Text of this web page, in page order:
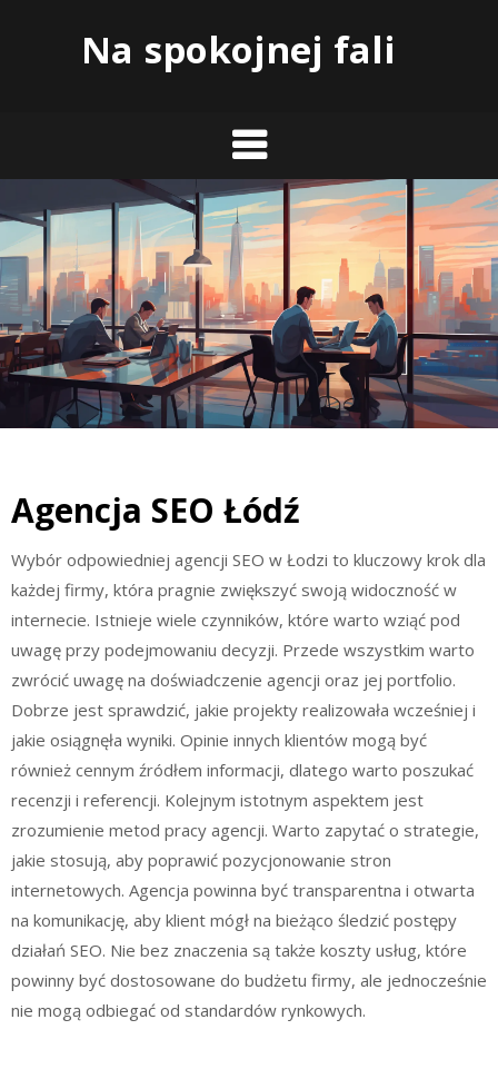
Na spokojnej fali
Agencja SEO Łódź
Wybór odpowiedniej agencji SEO w Łodzi to kluczowy krok dla
każdej firmy, która pragnie zwiększyć swoją widoczność w
internecie. Istnieje wiele czynników, które warto wziąć pod
uwagę przy podejmowaniu decyzji. Przede wszystkim warto
zwrócić uwagę na doświadczenie agencji oraz jej portfolio.
Dobrze jest sprawdzić, jakie projekty realizowała wcześniej i
jakie osiągnęła wyniki. Opinie innych klientów mogą być
również cennym źródłem informacji, dlatego warto poszukać
recenzji i referencji. Kolejnym istotnym aspektem jest
zrozumienie metod pracy agencji. Warto zapytać o strategie,
jakie stosują, aby poprawić pozycjonowanie stron
internetowych. Agencja powinna być transparentna i otwarta
na komunikację, aby klient mógł na bieżąco śledzić postępy
działań SEO. Nie bez znaczenia są także koszty usług, które
powinny być dostosowane do budżetu firmy, ale jednocześnie
nie mogą odbiegać od standardów rynkowych.